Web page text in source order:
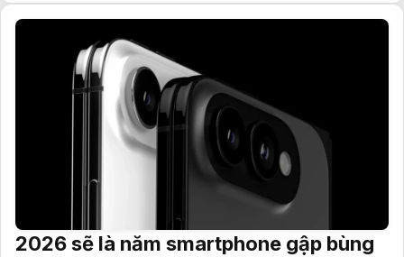
2026 sẽ là năm smartphone gập bùng